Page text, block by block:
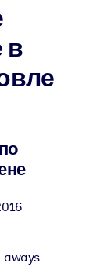
LMS/LXP for
to-use business
в
aways